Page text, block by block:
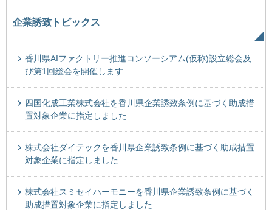
企業誘致トピックス
香川県AIファクトリー推進コンソーシアム(仮称)設立総会及
び第1回総会を開催します
四国化成工業株式会社を香川県企業誘致条例に基づく助成措
置対象企業に指定しました
株式会社ダイテックを香川県企業誘致条例に基づく助成措置
対象企業に指定しました
株式会社スミセイハーモニーを香川県企業誘致条例に基づく
助成措置対象企業に指定しました